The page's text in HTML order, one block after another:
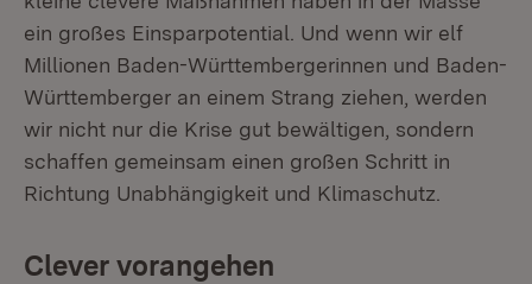
ein großes Einsparpotential. Und wenn wir elf
Millionen Baden-Württembergerinnen und Baden-
Württemberger an einem Strang ziehen, werden
wir nicht nur die Krise gut bewältigen, sondern
schaffen gemeinsam einen großen Schritt in
Richtung Unabhängigkeit und Klimaschutz.
Clever vorangehen